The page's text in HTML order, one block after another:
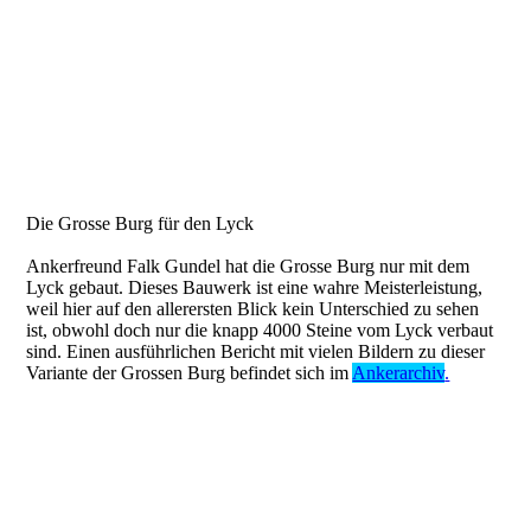
Die Grosse Burg für den Lyck
Ankerfreund Falk Gundel hat die Grosse Burg nur mit dem
Lyck gebaut. Dieses Bauwerk ist eine wahre Meisterleistung,
weil hier auf den allerersten Blick kein Unterschied zu sehen
ist, obwohl doch nur die knapp 4000 Steine vom Lyck verbaut
sind. Einen ausführlichen Bericht mit vielen Bildern zu dieser
Variante der Grossen Burg befindet sich im Ankerarchiv.